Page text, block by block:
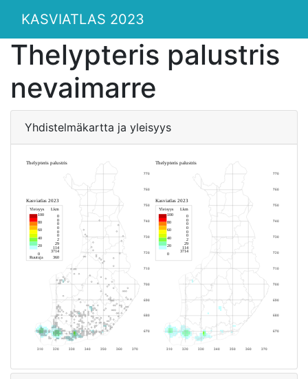
KASVIATLAS 2023
Thelypteris palustris
nevaimarre
Yhdistelmäkartta ja yleisyys